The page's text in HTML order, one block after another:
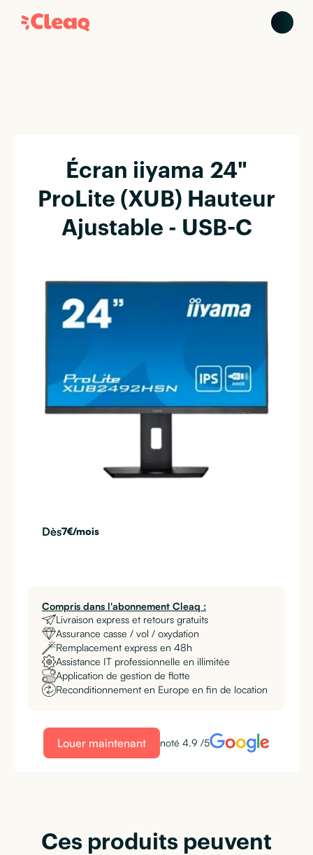
Écran iiyama 24"
ProLite (XUB) Hauteur
Ajustable - USB-C
Dès7€/mois
Compris dans l'abonnement Cleaq :
Livraison express et retours gratuits
Assurance casse / vol / oxydation
Remplacement express en 48h
Assistance IT professionnelle en illimitée
Application de gestion de flotte
Reconditionnement en Europe en fin de location
Louer maintenant noté 4.9 /5
Ces produits peuvent